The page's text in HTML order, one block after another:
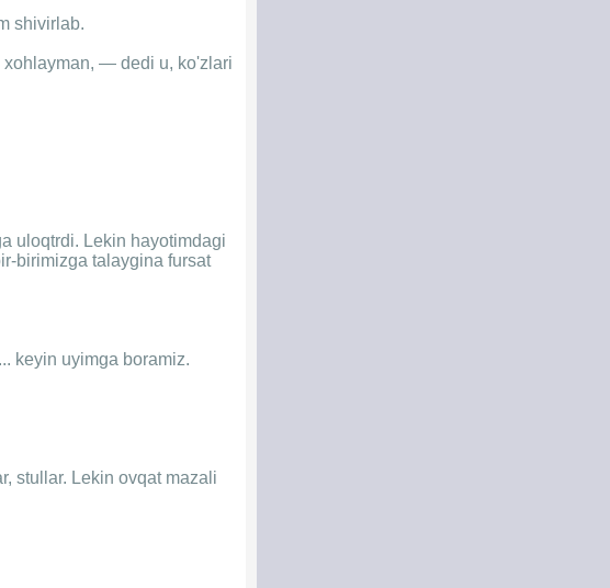
shivirlab.
— dedi u, ko'zlari
uloqtrdi. Lekin hayotimdagi
birimizga talaygina fursat
keyin uyimga boramiz.
stullar. Lekin ovqat mazali